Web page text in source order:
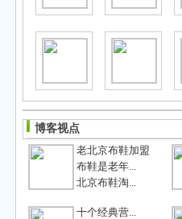
博客视点
老北京布鞋加盟
布鞋是老年...
北京布鞋淘...
十个经典营...